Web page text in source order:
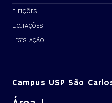
ELEIÇÕES
LICITAÇÕES
LEGISLAÇÃO
Campus USP São